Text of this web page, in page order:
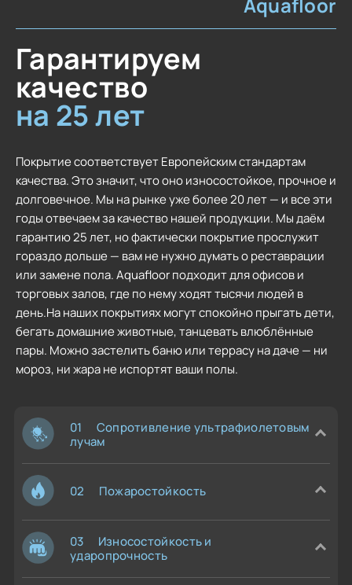
Aquafloor
Гарантируем
качество
на 25 лет
Покрытие соответствует Европейским стандартам
качества. Это значит, что оно износостойкое, прочное и
долговечное. Мы на рынке уже более 20 лет — и все эти
годы отвечаем за качество нашей продукции. Мы даём
гарантию 25 лет, но фактически покрытие прослужит
гораздо дольше — вам не нужно думать о реставрации
или замене пола. Aquafloor подходит для офисов и
торговых залов, где по нему ходят тысячи людей в
день.На наших покрытиях могут спокойно прыгать дети,
бегать домашние животные, танцевать влюблённые
пары. Можно застелить баню или террасу на даче — ни
мороз, ни жара не испортят ваши полы.
01
Сопротивление ультрафиолетовым
лучам
02 Пожаростойкость
03
Износостойкость и
ударопрочность